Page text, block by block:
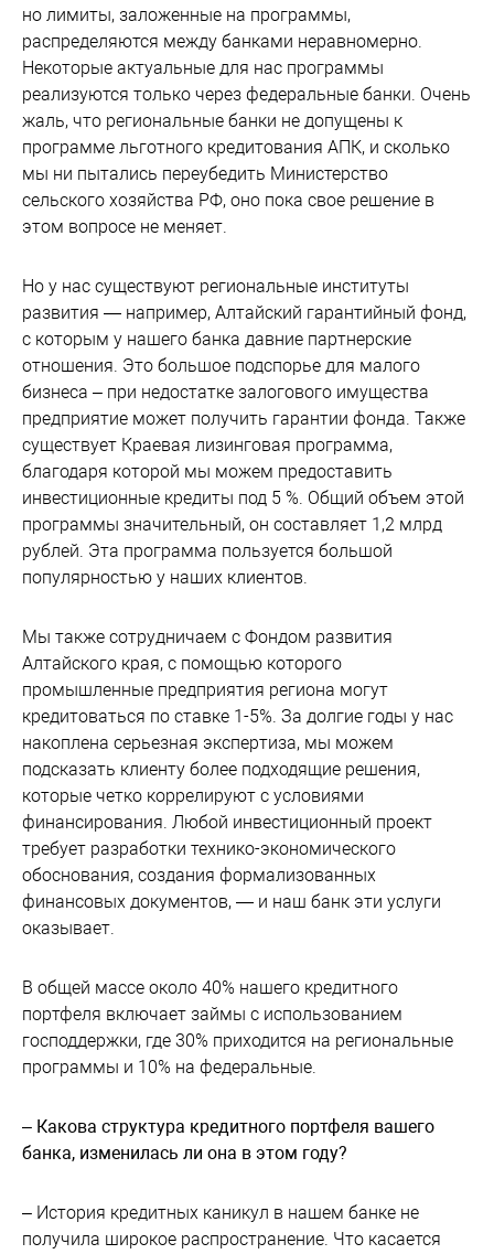
но лимиты, заложенные на программы,
распределяются между банками неравномерно.
Некоторые актуальные для нас программы
реализуются только через федеральные банки. Очень
жаль, что региональные банки не допущены к
программе льготного кредитования АПК, и сколько
мы ни пытались переубедить Министерство
сельского хозяйства РФ, оно пока свое решение в
этом вопросе не меняет.
Но у нас существуют региональные институты
развития — например, Алтайский гарантийный фонд,
с которым у нашего банка давние партнерские
отношения. Это большое подспорье для малого
бизнеса – при недостатке залогового имущества
предприятие может получить гарантии фонда. Также
существует Краевая лизинговая программа,
благодаря которой мы можем предоставить
инвестиционные кредиты под 5 %. Общий объем этой
программы значительный, он составляет 1,2 млрд
рублей. Эта программа пользуется большой
популярностью у наших клиентов.
Мы также сотрудничаем с Фондом развития
Алтайского края, с помощью которого
промышленные предприятия региона могут
кредитоваться по ставке 1-5%. За долгие годы у нас
накоплена серьезная экспертиза, мы можем
подсказать клиенту более подходящие решения,
которые четко коррелируют с условиями
финансирования. Любой инвестиционный проект
требует разработки технико-экономического
обоснования, создания формализованных
финансовых документов, — и наш банк эти услуги
оказывает.
В общей массе около 40% нашего кредитного
портфеля включает займы с использованием
господдержки, где 30% приходится на региональные
программы и 10% на федеральные.
– Какова структура кредитного портфеля вашего
банка, изменилась ли она в этом году?
– История кредитных каникул в нашем банке не
получила широкое распространение. Что касается